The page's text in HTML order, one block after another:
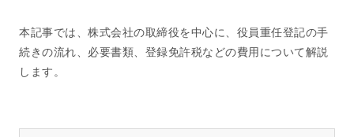
本記事では、株式会社の取締役を中心に、役員重任登記の手
続きの流れ、必要書類、登録免許税などの費用について解説
します。